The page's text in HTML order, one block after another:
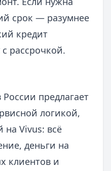
срок — разумнее
кредит
рассрочкой.
предлагает
логикой,
Vivus: всё
деньги на
клиентов и